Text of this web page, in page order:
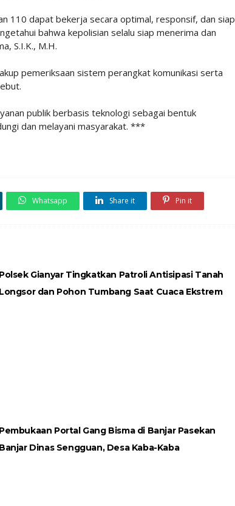
110 dapat bekerja secara optimal, responsif, dan siap
bahwa kepolisian selalu siap menerima dan
S.I.K., M.H.
pemeriksaan sistem perangkat komunikasi serta
publik berbasis teknologi sebagai bentuk
dan melayani masyarakat. ***
Whatsapp Share it Pin it
Polsek Gianyar Tingkatkan Patroli Antisipasi Tanah
Longsor dan Pohon Tumbang Saat Cuaca Ekstrem
Pembukaan Portal Gang Bisma di Banjar Pasekan
Banjar Dinas Sengguan, Desa Kaba-Kaba